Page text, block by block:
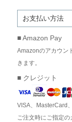
お支払い方法
■ Amazon Pay
Amazonのアカウン
きます。
■ クレジット
VISA、MasterCard
ご注文時にご指定